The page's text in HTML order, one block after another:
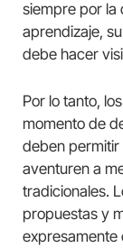
siempre por la
aprendizaje,
debe hacer
Por lo tanto,
momento de
deben permitir
aventuren a
tradicionales.
propuestas y
expresamente